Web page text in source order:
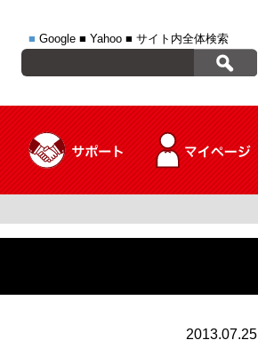
■ Google ■ Yahoo ■ サイト内全体検索
2013.07.25